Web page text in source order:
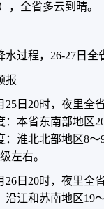
全省多云到晴。
过程，26-27日全
报
日20时，夜里全
：本省东南部地
淮北北部地区8
左右。
日20时，夜里全
沿江和苏南地区